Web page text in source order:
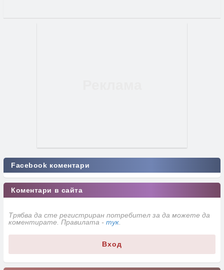
Facebook коментари
Коментари в сайта
Трябва да сте регистриран потребител за да можете да
коментирате. Правилата - тук.
Вход